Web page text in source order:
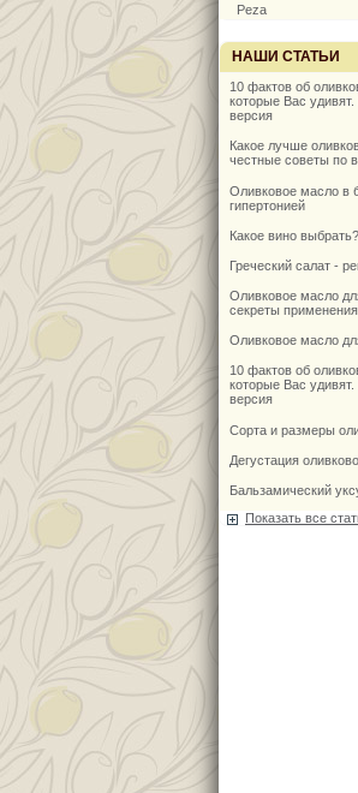
Peza
НАШИ СТАТЬИ
10 фактов об
которые Вас удивят.
версия
Какое лучше
честные советы по
Оливковое масло в
гипертонией
Какое вино выбрать?
Греческий салат -
Оливковое масло
секреты применения
Оливковое масло
10 фактов об
которые Вас
версия
Сорта и размеры
Дегустация
Бальзамический
Показать все